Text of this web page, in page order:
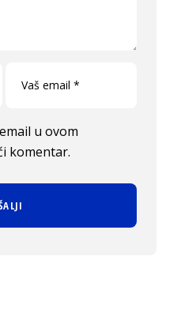
u ovom
komentar.